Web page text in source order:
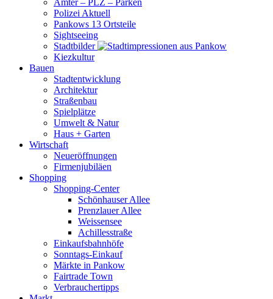
Ämter – PLZ – Parken
Polizei Aktuell
Pankows 13 Ortsteile
Sightseeing
Stadtbilder
Kiezkultur
Bauen
Stadtentwicklung
Architektur
Straßenbau
Spielplätze
Umwelt & Natur
Haus + Garten
Wirtschaft
Neueröffnungen
Firmenjubiläen
Shopping
Shopping-Center
Schönhauser Allee
Prenzlauer Allee
Weissensee
Achillesstraße
Einkaufsbahnhöfe
Sonntags-Einkauf
Märkte in Pankow
Fairtrade Town
Verbrauchertipps